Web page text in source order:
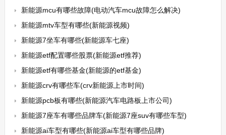
新能源mcu有哪些故障(电动汽车mcu故障怎么解决)
新能源mtv车型有哪些(新能源视频)
新能源7坐车有哪些(新能源车七座)
新能源etf配置哪些股票(新能源etf推荐)
新能源etf有哪些基金(新能源的etf基金)
新能源crv有哪些车(crv新能源上市时间)
新能源pcb板有哪些(新能源汽车电路板上市公司)
新能源7座车有哪些品牌车(新能源7座suv有哪些车型)
新能源ai车型有哪些(新能源ai车型有哪些品牌)